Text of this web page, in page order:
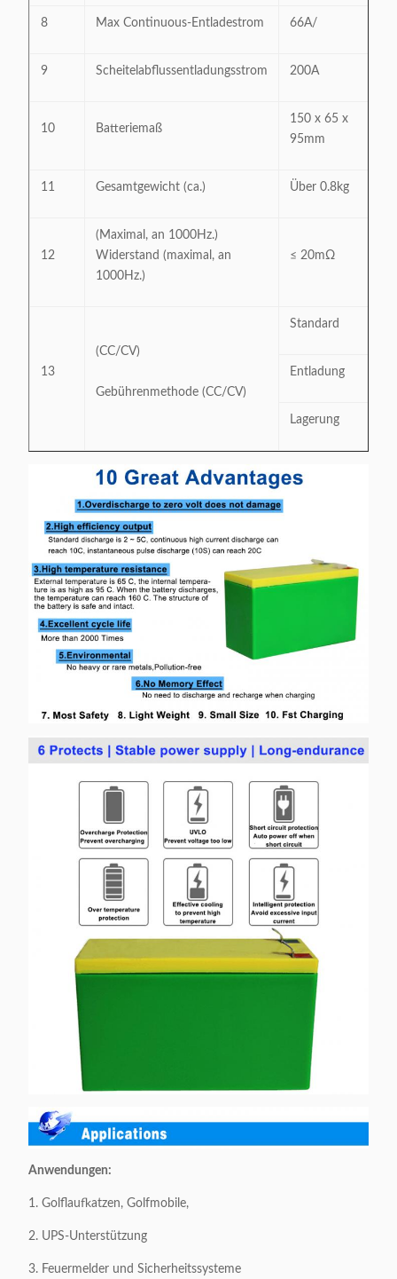
8 Max Continuous-Entladestrom 66A/
9 Scheitelabflussentladungsstrom 200A
10 Batteriemaß
150 x 65 x
95mm
11 Gesamtgewicht (ca.) Über 0.8kg
12
(Maximal, an 1000Hz.)
Widerstand (maximal, an
1000Hz.)
≤ 20mΩ
13
(CC/CV)
Gebührenmethode (CC/CV)
Standard
Entladung
Lagerung
Anwendungen:
1. Golflaufkatzen, Golfmobile,
2. UPS-Unterstützung
3. Feuermelder und Sicherheitssysteme